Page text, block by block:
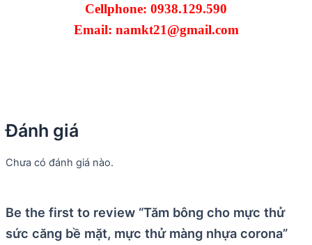
Cellphone: 0938.129.590
Email: namkt21@gmail.com
Đánh giá
Chưa có đánh giá nào.
Be the first to review “Tăm bông cho mực thử
sức căng bề mặt, mực thử màng nhựa corona”